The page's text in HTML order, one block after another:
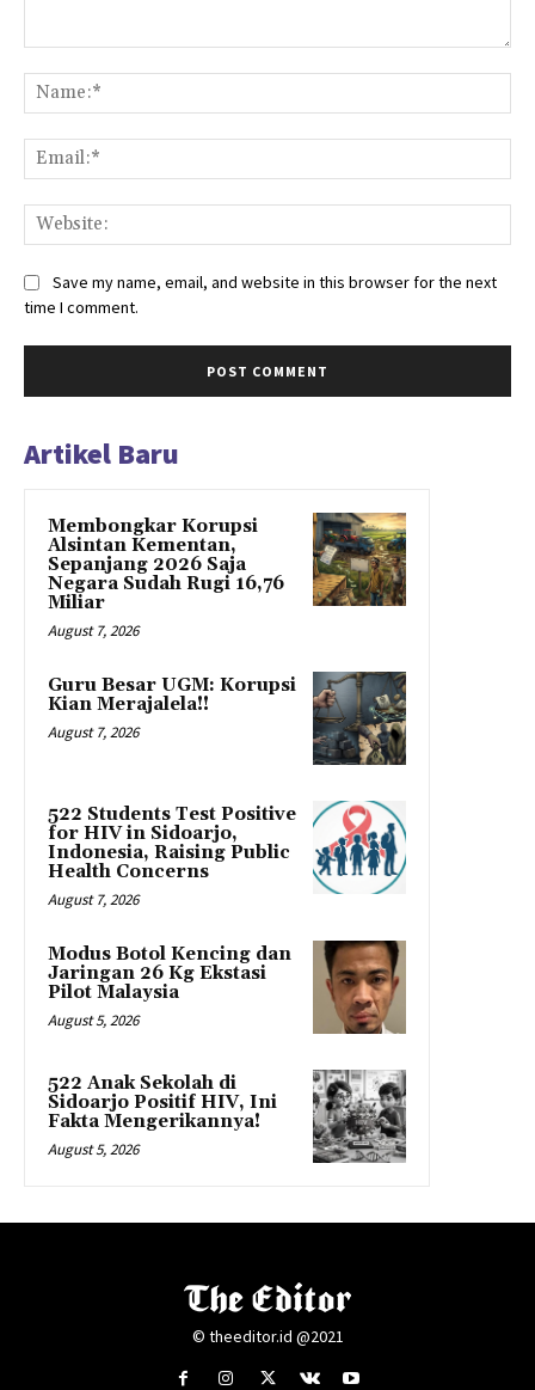
Save my name, email, and website in this browser for the next
time I comment.
Artikel Baru
Membongkar Korupsi
Alsintan Kementan,
Sepanjang 2026 Saja
Negara Sudah Rugi 16,76
Miliar
August 7, 2026
Guru Besar UGM: Korupsi
Kian Merajalela!!
August 7, 2026
522 Students Test Positive
for HIV in Sidoarjo,
Indonesia, Raising Public
Health Concerns
August 7, 2026
Modus Botol Kencing dan
Jaringan 26 Kg Ekstasi
Pilot Malaysia
August 5, 2026
522 Anak Sekolah di
Sidoarjo Positif HIV, Ini
Fakta Mengerikannya!
August 5, 2026
© theeditor.id @2021